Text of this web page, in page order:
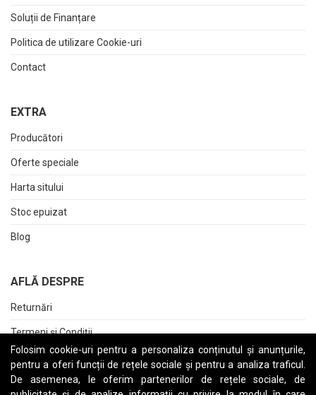
Folosim cookie-uri pentru a personaliza conținutul și anunțurile,
pentru a oferi funcții de rețele sociale și pentru a analiza traficul.
De asemenea, le oferim partenerilor de rețele sociale, de
Soluții de Finanțare
Politica de utilizare Cookie-uri
Contact
EXTRA
Producători
Oferte speciale
Harta sitului
Stoc epuizat
Blog
AFLĂ DESPRE
Returnări
Termeni și Condiții
Raport date personale
Cerere stergere cont